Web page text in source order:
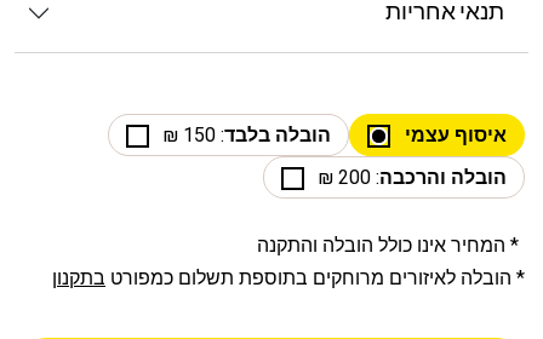
תנאי אחריות
איסוף עצמי הובלה בלבד: 150 ₪
הובלה והרכבה: 200 ₪
* המחיר אינו כולל הובלה והתקנה
* הובלה לאיזורים מרוחקים בתוספת תשלום כמפורט בתקנון